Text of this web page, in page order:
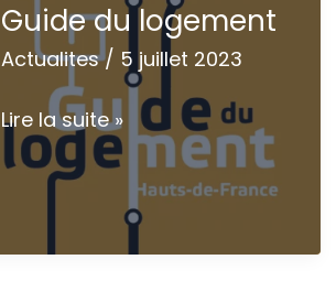
Guide du logement
Actualites/ 5 juillet 2023
Guide
du
logement
Lire la suite »